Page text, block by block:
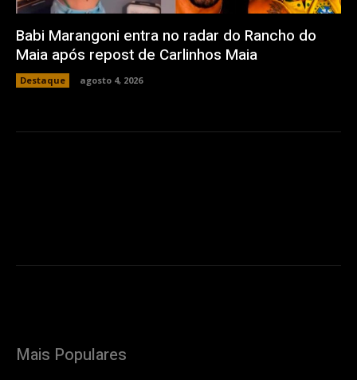
Babi Marangoni entra no radar do Rancho do
Maia após repost de Carlinhos Maia
Destaque agosto 4, 2026
Mais Populares